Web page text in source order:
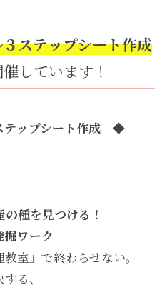
ステップシート作成
しています！
ップシート作成 ◆
の種を見つける！
掘ワーク
室」で終わらせない。
る、